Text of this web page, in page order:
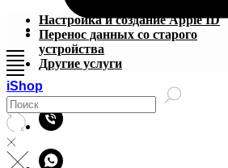
iShop
Настройка и создание Apple ID
Перенос данных со старого
устройства
Другие услуги